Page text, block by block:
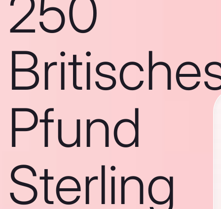
250
Pfund
Sterling